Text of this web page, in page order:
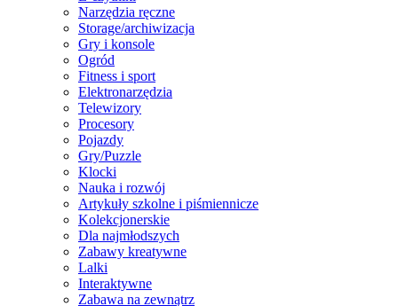
Narzędzia ręczne
Storage/archiwizacja
Gry i konsole
Ogród
Fitness i sport
Elektronarzędzia
Telewizory
Procesory
Pojazdy
Gry/Puzzle
Klocki
Nauka i rozwój
Artykuły szkolne i piśmiennicze
Kolekcjonerskie
Dla najmłodszych
Zabawy kreatywne
Lalki
Interaktywne
Zabawa na zewnątrz